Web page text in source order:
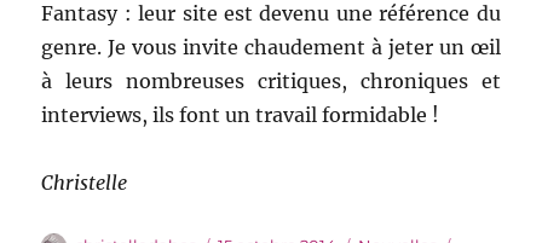
Fantasy : leur site est devenu une référence du
genre. Je vous invite chaudement à jeter un œil
à leurs nombreuses critiques, chroniques et
interviews, ils font un travail formidable !
Christelle